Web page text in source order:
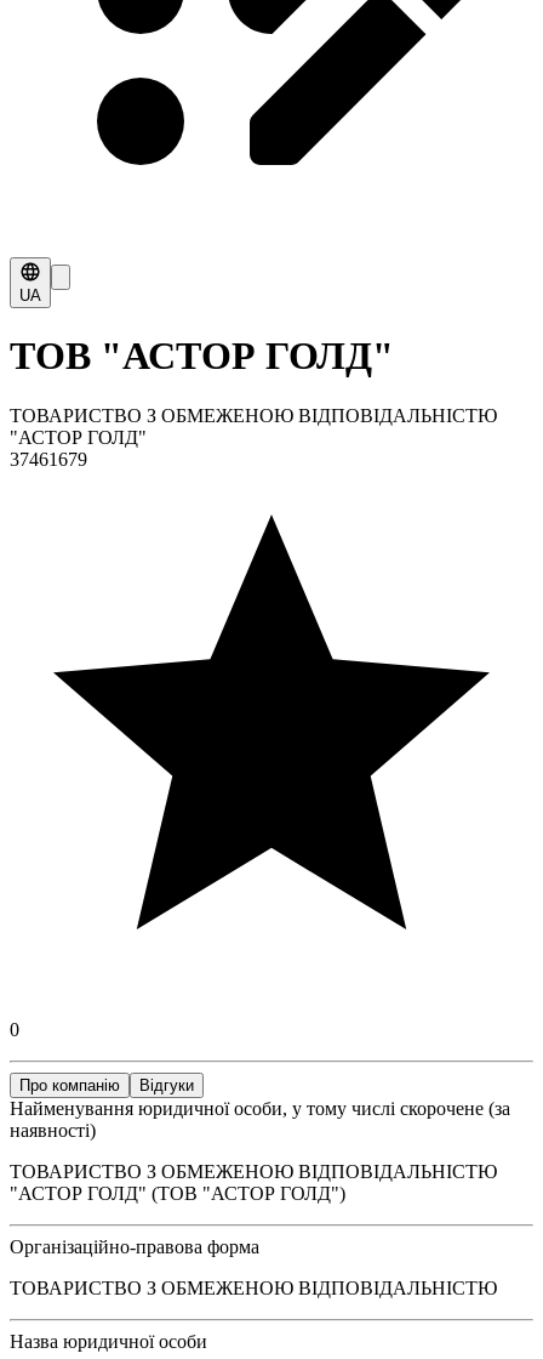
UA
ТОВ "АСТОР ГОЛД"
ТОВАРИСТВО З ОБМЕЖЕНОЮ ВІДПОВІДАЛЬНІСТЮ
"АСТОР ГОЛД"
37461679
0
Про компанію Відгуки
Найменування юридичної особи, у тому числі скорочене (за
наявності)
ТОВАРИСТВО З ОБМЕЖЕНОЮ ВІДПОВІДАЛЬНІСТЮ
"АСТОР ГОЛД" (ТОВ "АСТОР ГОЛД")
Організаційно-правова форма
ТОВАРИСТВО З ОБМЕЖЕНОЮ ВІДПОВІДАЛЬНІСТЮ
Назва юридичної особи